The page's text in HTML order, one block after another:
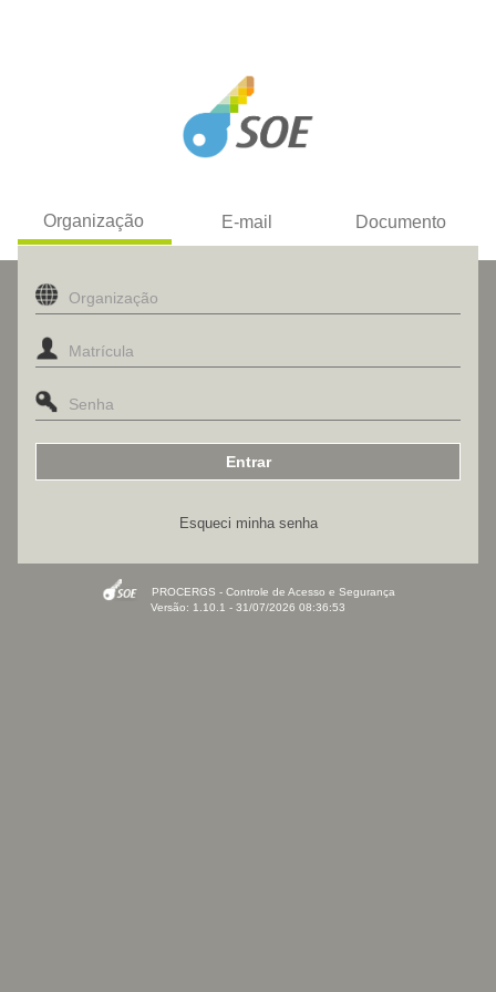
Organização E-mail Documento
Esqueci minha senha
PROCERGS - Controle de Acesso e Segurança
Versão: 1.10.1 - 31/07/2026 08:36:53